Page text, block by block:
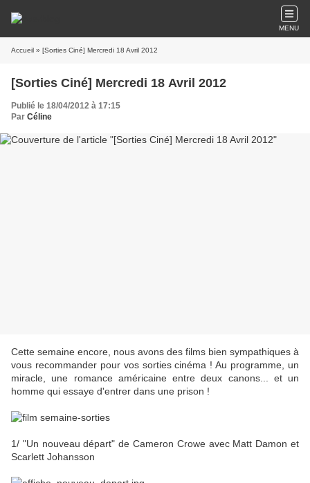
MENU
Accueil » [Sorties Ciné] Mercredi 18 Avril 2012
[Sorties Ciné] Mercredi 18 Avril 2012
Publié le 18/04/2012 à 17:15
Par Céline
Cette semaine encore, nous avons des films bien sympathiques à
vous recommander pour vos sorties cinéma ! Au programme, un
miracle, une romance américaine entre deux canons... et un
homme qui essaye d'entrer dans une prison !
1/ "Un nouveau départ" de Cameron Crowe avec Matt Damon et
Scarlett Johansson